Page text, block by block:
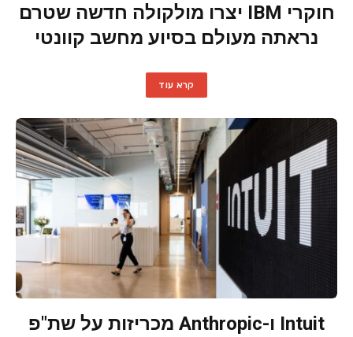
חוקרי IBM יצרו מולקולה חדשה שטרם
נראתה מעולם בסיוע מחשב קוונטי
קרא עוד
Intuit ו-Anthropic מכריזות על שת"פ